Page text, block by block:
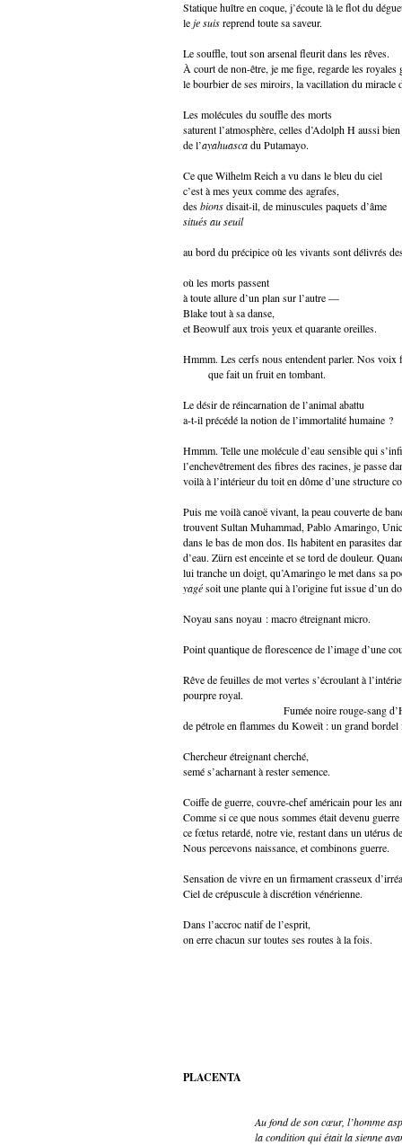
Statique huître en coque, j’écoute là le flot du
le je suisreprend toute sa saveur.
Le souffle, tout son arsenal fleurit dans les rêves.
À court de non-être, je me fige, regarde les royales
le bourbier de ses miroirs, la vacillation du miracle
Les molécules du souffle des morts
saturent l’atmosphère, celles d’Adolph H aussi
de l’ayahuascadu Putamayo.
Ce que Wilhelm Reich a vu dans le bleu du ciel
c’est à mes yeux comme des agrafes,
desbionsdisait-il, de minuscules paquets d’âme
situés au seuil
au bord du précipice où les vivants sont délivrés
où les morts passent
à toute allure d’un plan sur l’autre —
Blake tout à sa danse,
et Beowulf aux trois yeux et quarante oreilles.
Hmmm. Les cerfs nous entendent parler. Nos voix
que fait un fruit en tombant.
Le désir de réincarnation de l’animal abattu
a-t-il précédé la notion de l’immortalité humaine ?
Hmmm. Telle une molécule d’eau sensible qui
l’enchevêtrement des fibres des racines, je passe
voilà à l’intérieur du toit en dôme d’une structure
Puis me voilà canoë vivant, la peau couverte de
trouvent Sultan Muhammad, Pablo Amaringo,
dans le bas de mon dos. Ils habitent en parasites
d’eau. Zürn est enceinte et se tord de douleur.
lui tranche un doigt, qu’Amaringo le met dans sa
yagésoit une plante qui à l’origine fut issue d’un
Noyau sans noyau : macro étreignant micro.
Point quantique de florescence de l’image d’une
Rêve de feuilles de mot vertes s’écroulant à
pourpre royal.
Fumée noire rouge-sang d’Hertzog
de pétrole en flammes du Koweït : un grand bordel
Chercheur étreignant cherché,
semé s’acharnant à rester semence.
Coiffe de guerre, couvre-chef américain pour les
Comme si ce que nous sommes était devenu guerre
ce fœtus retardé, notre vie, restant dans un utérus
Nous percevons naissance, et combinons guerre.
Sensation de vivre en un firmament crasseux
Ciel de crépuscule à discrétion vénérienne.
Dans l’accroc natif de l’esprit,
on erre chacun sur toutes ses routes à la fois.
PLACENTA
Au fond de son cœur, l’homme
la condition qui était la sienne